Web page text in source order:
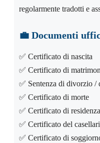
regolarmente tradotti e
💼 Documenti
✅ Certificato di nascita
✅ Certificato di
✅ Sentenza di divorzio /
✅ Certificato di morte
✅ Certificato di residenza
✅ Certificato del
✅ Certificato di